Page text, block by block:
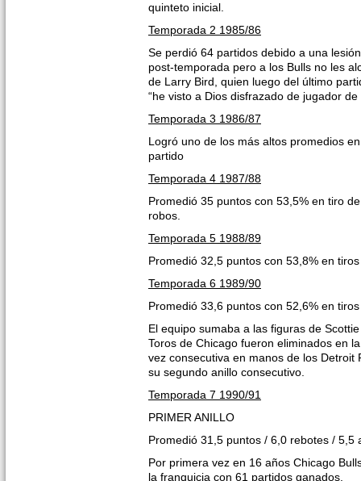
quinteto inicial.
Temporada 2 1985/86
Se perdió 64 partidos debido a una
post-temporada pero a los Bulls no les
de Larry Bird, quien luego del último
“he visto a Dios disfrazado de jugador de
Temporada 3 1986/87
Logró uno de los más altos promedios
partido
Temporada 4 1987/88
Promedió 35 puntos con 53,5% en tiro
robos.
Temporada 5 1988/89
Promedió 32,5 puntos con 53,8% en
Temporada 6 1989/90
Promedió 33,6 puntos con 52,6% en
El equipo sumaba a las figuras de
Toros de Chicago fueron eliminados en
vez consecutiva en manos de los
su segundo anillo consecutivo.
Temporada 7 1990/91
PRIMER ANILLO
Promedió 31,5 puntos / 6,0 rebotes / 5,5
Por primera vez en 16 años Chicago
la franquicia con 61 partidos ganados.